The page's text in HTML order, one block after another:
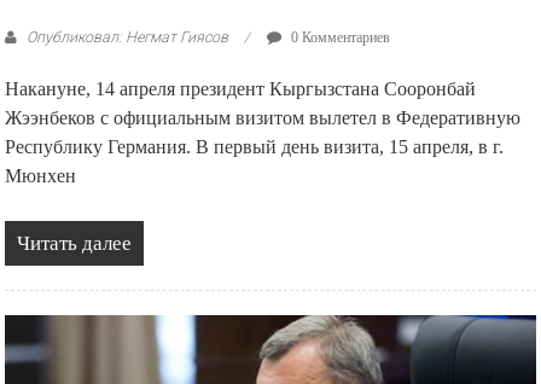
Опубликовал: Негмат Гиясов 0 Комментариев
Накануне, 14 апреля президент Кыргызстана Сооронбай
Жээнбеков с официальным визитом вылетел в Федеративную
Республику Германия. В первый день визита, 15 апреля, в г.
Мюнхен
Читать далее